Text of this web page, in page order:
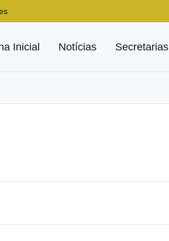
Inicial Notícias Secretarias